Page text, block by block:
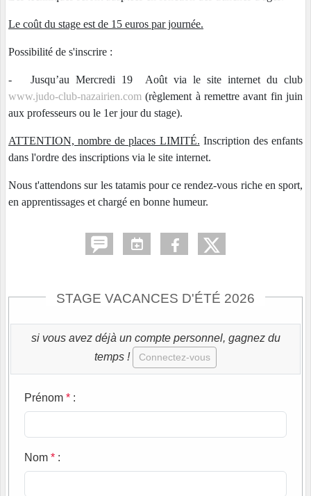
Le coût du stage est de 15 euros par journée.
Possibilité de s'inscrire :
-Jusqu’au Mercredi 19 Août via le site internet du club
www.judo-club-nazairien.com (règlement à remettre avant fin juin
aux professeurs ou le 1er jour du stage).
ATTENTION, nombre de places LIMITÉ. Inscription des enfants
dans l'ordre des inscriptions via le site internet.
Nous t'attendons sur les tatamis pour ce rendez-vous riche en sport,
en apprentissages et chargé en bonne humeur.
STAGE VACANCES D'ÉTÉ 2026
si vous avez déjà un compte personnel, gagnez du
temps !
Connectez-vous
Prénom * :
Nom * :